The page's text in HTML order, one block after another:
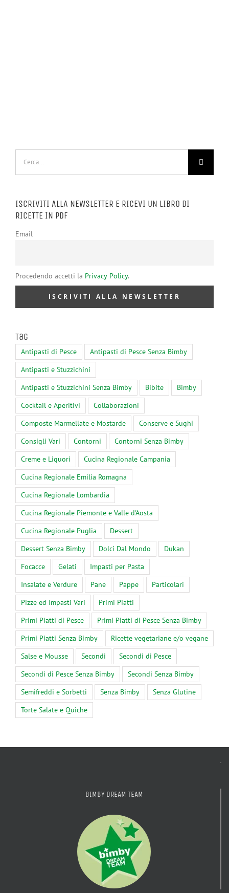
ISCRIVITI ALLA NEWSLETTER E RICEVI UN LIBRO DI
RICETTE IN PDF
Email
Procedendo accetti la Privacy Policy.
Tag
Antipasti di Pesce
Antipasti di Pesce Senza Bimby
Antipasti e Stuzzichini
Antipasti e Stuzzichini Senza Bimby
Bibite
Bimby
Cocktail e Aperitivi
Collaborazioni
Composte Marmellate e Mostarde
Conserve e Sughi
Consigli Vari
Contorni
Contorni Senza Bimby
Creme e Liquori
Cucina Regionale Campania
Cucina Regionale Emilia Romagna
Cucina Regionale Lombardia
Cucina Regionale Piemonte e Valle d'Aosta
Cucina Regionale Puglia
Dessert
Dessert Senza Bimby
Dolci Dal Mondo
Dukan
Focacce
Gelati
Impasti per Pasta
Insalate e Verdure
Pane Pappe
Particolari
Pizze ed Impasti Vari
Primi Piatti
Primi Piatti di Pesce
Primi Piatti di Pesce Senza Bimby
Primi Piatti Senza Bimby
Ricette vegetariane e/o vegane
Salse e Mousse
Secondi
Secondi di Pesce
Secondi di Pesce Senza Bimby
Secondi Senza Bimby
Semifreddi e Sorbetti
Senza Bimby
Senza Glutine
Torte Salate e Quiche
BIMBY DREAM TEAM